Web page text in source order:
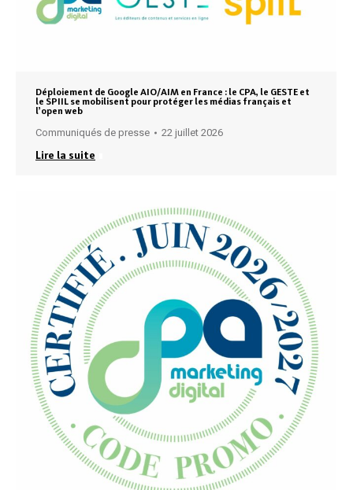
Déploiement de Google AIO/AIM en France : le CPA, le GESTE et
le SPIIL se mobilisent pour protéger les médias français et
l’open web
Communiqués de presse 22 juillet 2026
Lire la suite